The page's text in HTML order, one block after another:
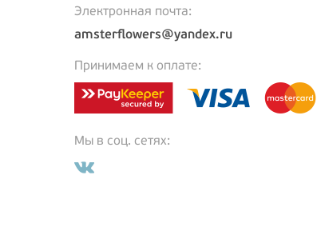
Электронная почта:
amsterflowers@yandex.ru
Принимаем к оплате:
Мы в соц. сетях: